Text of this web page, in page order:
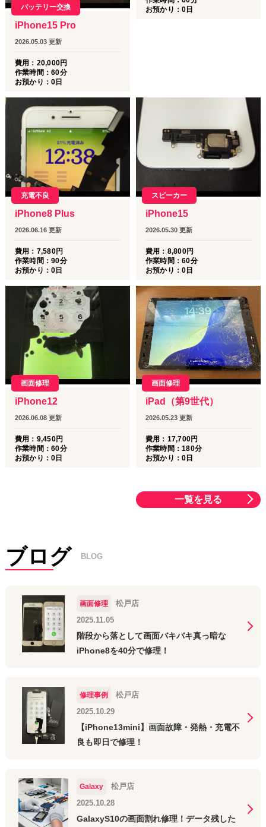
バッテリー交換
iPhone15 Pro
2026.05.03更新
費用： 20,000円
作業時間：60分
お預かり：0 日
お預かり：0 日
充電不良
iPhone8 Plus
2026.06.16更新
費用： 7,580円
作業時間：90分
お預かり：0 日
スピーカー
iPhone15
2026.05.30更新
費用： 8,800円
作業時間：60分
お預かり：0 日
画面修理
iPhone12
2026.06.08更新
費用： 9,450円
作業時間：60分
お預かり：0 日
画面修理
iPad（第9世代）
2026.05.23更新
費用： 17,700円
作業時間：180分
お預かり：0 日
一覧を見る
ブログ BLOG
画面修理
松戸店
2025.11.05
階段から落として画面バキバキ真っ暗な
iPhone8を40分で修理！
修理事例
松戸店
2025.10.29
【iPhone13mini】画面故障・発熱・充電不
良も即日で修理！
Galaxy
松戸店
2025.10.28
GalaxyS10の画面割れ修理！データ残した